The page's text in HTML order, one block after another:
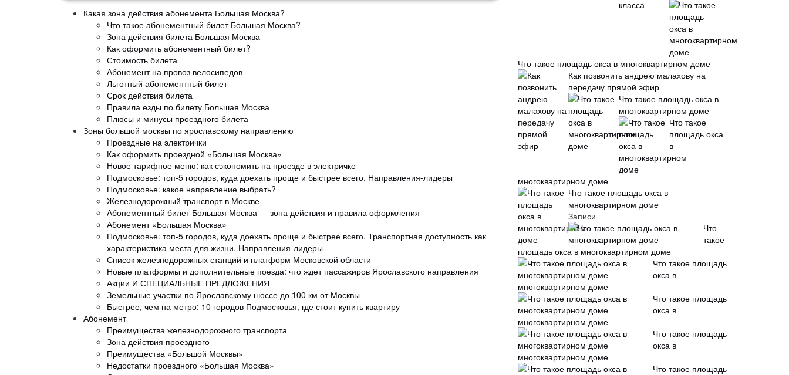
Какая зона действия абонемента Большая Москва?
Что такое абонементный билет Большая Москва?
Зона действия билета Большая Москва
Как оформить абонементный билет?
Стоимость билета
Абонемент на провоз велосипедов
Льготный абонементный билет
Срок действия билета
Правила езды по билету Большая Москва
Плюсы и минусы проездного билета
Зоны большой москвы по ярославскому направлению
Проездные на электрички
Как оформить проездной «Большая Москва»
Новое тарифное меню: как сэкономить на проезде в электричке
Подмосковье: топ-5 городов, куда доехать проще и быстрее всего. Направления-лидеры
Подмосковье: какое направление выбрать?
Железнодорожный транспорт в Москве
Абонементный билет Большая Москва — зона действия и правила оформления
Абонемент «Большая Москва»
Подмосковье: топ-5 городов, куда доехать проще и быстрее всего. Транспортная доступность как
характеристика места для жизни. Направления-лидеры
Список железнодорожных станций и платформ Московской области
Новые платформы и дополнительные поезда: что ждет пассажиров Ярославского направления
Акции И СПЕЦИАЛЬНЫЕ ПРЕДЛОЖЕНИЯ
Земельные участки по Ярославскому шоссе до 100 км от Москвы
Быстрее, чем на метро: 10 городов Подмосковья, где стоит купить квартиру
Абонемент
Преимущества железнодорожного транспорта
Зона действия проездного
Преимущества «Большой Москвы»
Недостатки проездного «Большая Москва»
Что такое площадь окса в многоквартирном доме
Как позвонить андрею малахову на
передачу прямой эфир
Что такое площадь окса в
многоквартирном доме
Что такое
площадь окса
в
многоквартирном доме
Что такое площадь окса в
многоквартирном доме
Записи
Что
такое
площадь окса в многоквартирном доме
Что такое площадь
окса в
многоквартирном доме
Что такое площадь
окса в
многоквартирном доме
Что такое площадь
окса в
многоквартирном доме
Что такое площадь